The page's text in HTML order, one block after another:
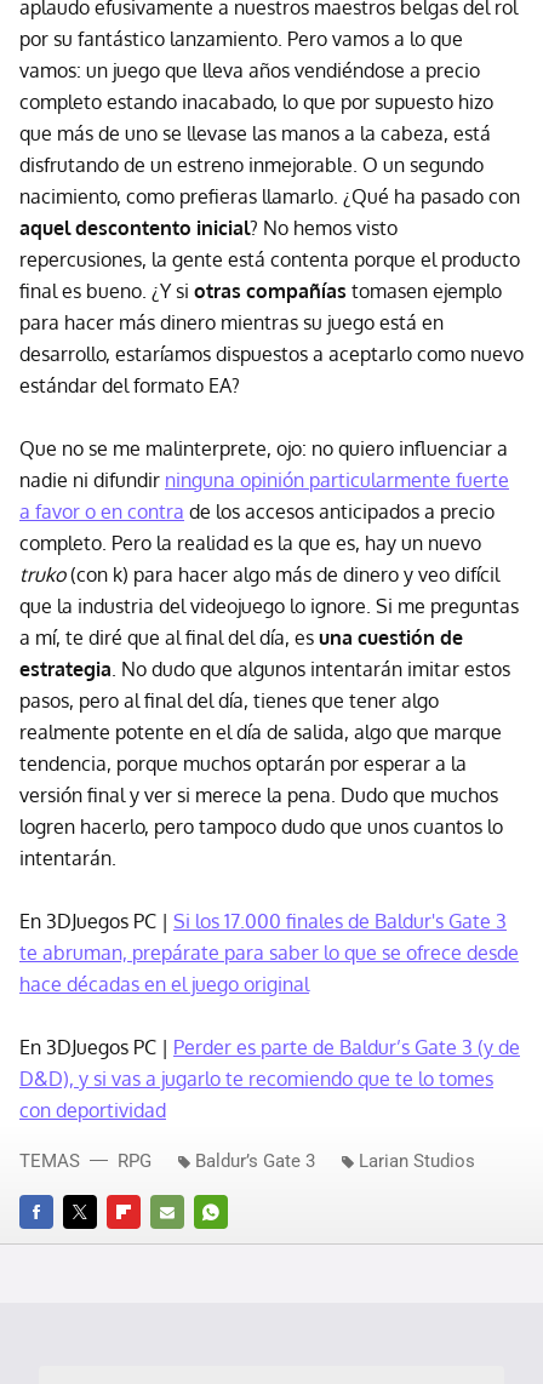
aplaudo efusivamente a nuestros maestros belgas del rol
por su fantástico lanzamiento. Pero vamos a lo que
vamos: un juego que lleva años vendiéndose a precio
completo estando inacabado, lo que por supuesto hizo
que más de uno se llevase las manos a la cabeza, está
disfrutando de un estreno inmejorable. O un segundo
nacimiento, como prefieras llamarlo. ¿Qué ha pasado con
aquel descontento inicial? No hemos visto
repercusiones, la gente está contenta porque el producto
final es bueno. ¿Y si otras compañías tomasen ejemplo
para hacer más dinero mientras su juego está en
desarrollo, estaríamos dispuestos a aceptarlo como nuevo
estándar del formato EA?
Que no se me malinterprete, ojo: no quiero influenciar a
nadie ni difundir ninguna opinión particularmente fuerte
a favor o en contra de los accesos anticipados a precio
completo. Pero la realidad es la que es, hay un nuevo
truko(con k) para hacer algo más de dinero y veo difícil
que la industria del videojuego lo ignore. Si me preguntas
a mí, te diré que al final del día, es una cuestión de
estrategia. No dudo que algunos intentarán imitar estos
pasos, pero al final del día, tienes que tener algo
realmente potente en el día de salida, algo que marque
tendencia, porque muchos optarán por esperar a la
versión final y ver si merece la pena. Dudo que muchos
logren hacerlo, pero tampoco dudo que unos cuantos lo
intentarán.
En 3DJuegos PC | Si los 17.000 finales de Baldur's Gate 3
te abruman, prepárate para saber lo que se ofrece desde
hace décadas en el juego original
En 3DJuegos PC | Perder es parte de Baldur’s Gate 3 (y de
D&D), y si vas a jugarlo te recomiendo que te lo tomes
con deportividad
FACEBOOKTWITTERFLIPBOARD
E-
WHATSAPP
TEMAS RPG Baldur’s Gate 3 Larian Studios